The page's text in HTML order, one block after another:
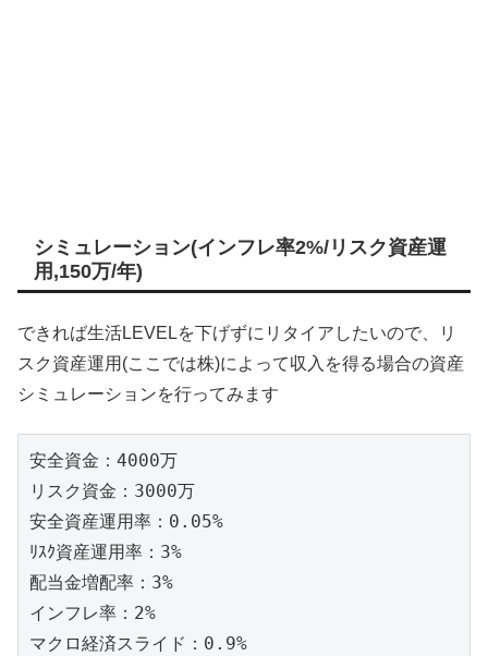
シミュレーション(インフレ率2%/リスク資産運
用,150万/年)
できれば生活LEVELを下げずにリタイアしたいので、リ
スク資産運用(ここでは株)によって収入を得る場合の資産
シミュレーションを行ってみます
安全資金：4000万
リスク資金：3000万
安全資産運用率：0.05%
ﾘｽｸ資産運用率：3%
配当金増配率：3%
インフレ率：2%
マクロ経済スライド：0.9%